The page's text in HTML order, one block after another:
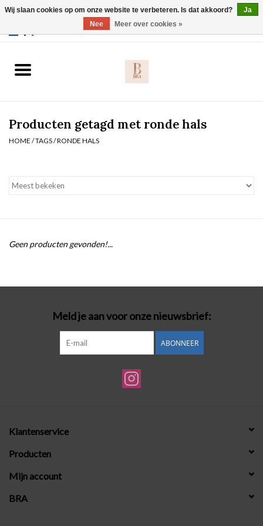
Slip
Nachtmode
Badmode
Lingerie-accessoires
Cadeaubonnen
Producten getagd met ronde hals
HOME /TAGS/RONDE HALS
Geen producten gevonden!...
Meld je aan voor onze nieuwsbrief:
ABONNEER
Klantenservice
Producten
Mijn account
BRA
Wij slaan cookies op om onze website te verbeteren. Is dat akkoord?
Ja
Nee
Meer over cookies »
Webshop werkt met EU maten. .